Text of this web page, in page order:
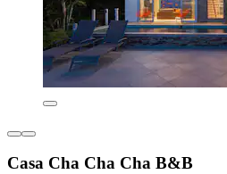
Casa Cha Cha Cha B&B